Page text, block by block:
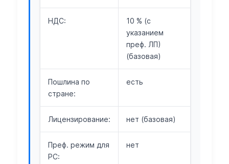
НДС:
10 % (с
указанием
преф. ЛП)
(базовая)
Пошлина по
стране:
есть
Лицензирование: нет (базовая)
Преф. режим для
РС:
нет